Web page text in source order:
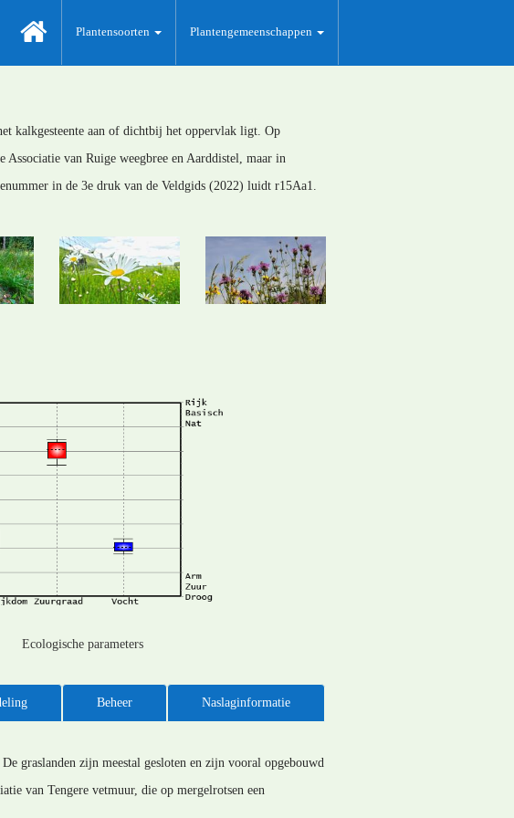
Plantensoorten Plantengemeenschappen
kalkgesteente aan of dichtbij het oppervlak ligt. Op
van Ruige weegbree en Aarddistel, maar in
in de 3e druk van de Veldgids (2022) luidt r15Aa1.
Ecologische parameters
Beheer Naslaginformatie
graslanden zijn meestal gesloten en zijn vooral opgebouwd
van Tengere vetmuur, die op mergelrotsen een